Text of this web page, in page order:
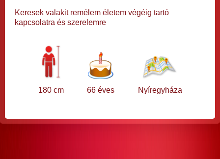
Keresek valakit remélem életem végéig tartó
kapcsolatra és szerelemre
180 cm 66 éves Nyíregyháza